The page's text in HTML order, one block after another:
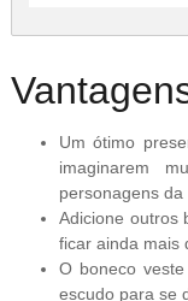
Um ótimo
imaginarem
personagens da
Adicione outros
ficar ainda mais
O boneco
escudo para se